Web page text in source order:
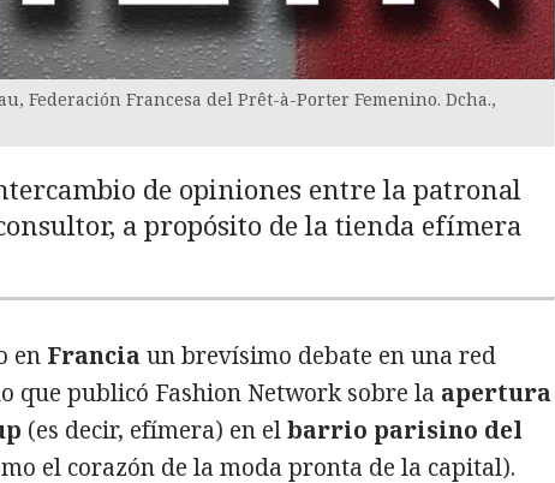
Federación Francesa del Prêt-à-Porter Femenino. Dcha.,
de opiniones entre la patronal
a propósito de la tienda efímera
en Francia un brevísimo debate en una red
que publicó Fashion Network sobre la apertura
(es decir, efímera) en elbarrio parisino del
el corazón de la moda pronta de la capital).